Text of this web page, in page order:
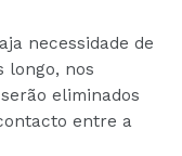
necessidade de
longo, nos
eliminados
entre a